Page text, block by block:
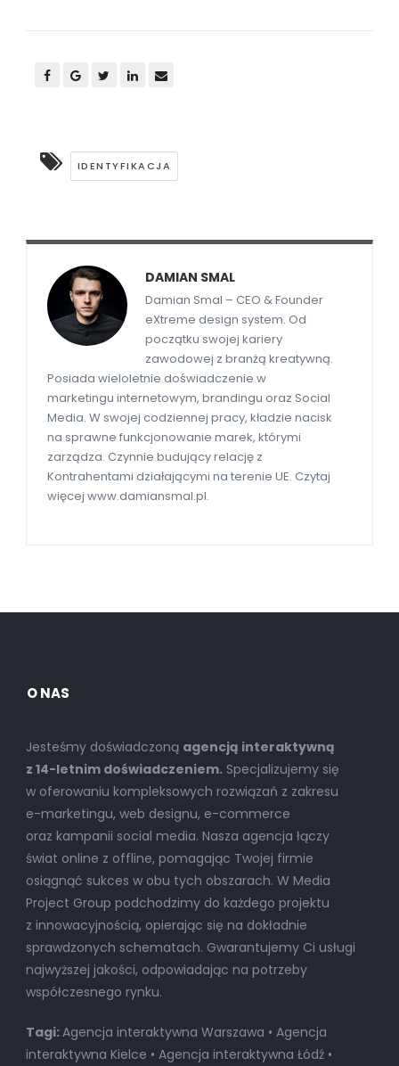
IDENTYFIKACJA
DAMIAN SMAL
Damian Smal – CEO & Founder
eXtreme design system. Od
początku swojej kariery
zawodowej z branżą kreatywną.
Posiada wieloletnie doświadczenie w
marketingu internetowym, brandingu oraz Social
Media. W swojej codziennej pracy, kładzie nacisk
na sprawne funkcjonowanie marek, którymi
zarządza. Czynnie budujący relację z
Kontrahentami działającymi na terenie UE. Czytaj
więcej www.damiansmal.pl.
O NAS
Jesteśmy doświadczoną agencją interaktywną
z 14-letnim doświadczeniem.Specjalizujemy się
w oferowaniu kompleksowych rozwiązań z zakresu
e-marketingu, web designu, e-commerce
oraz kampanii social media. Nasza agencja łączy
świat online z offline, pomagając Twojej firmie
osiągnąć sukces w obu tych obszarach. W Media
Project Group podchodzimy do każdego projektu
z innowacyjnością, opierając się na dokładnie
sprawdzonych schematach. Gwarantujemy Ci usługi
najwyższej jakości, odpowiadając na potrzeby
współczesnego rynku.
Tagi:Agencja interaktywna Warszawa • Agencja
interaktywna Kielce • Agencja interaktywna Łódź •